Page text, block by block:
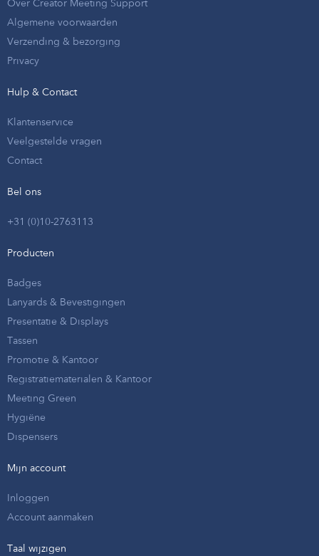
Over Creator Meeting Support
Algemene voorwaarden
Verzending & bezorging
Privacy
Hulp & Contact
Klantenservice
Veelgestelde vragen
Contact
Bel ons
+31 (0)10-2763113
Producten
Badges
Lanyards & Bevestigingen
Presentatie & Displays
Tassen
Promotie & Kantoor
Registratiematerialen & Kantoor
Meeting Green
Hygiëne
Dispensers
Mijn account
Inloggen
Account aanmaken
Taal wijzigen